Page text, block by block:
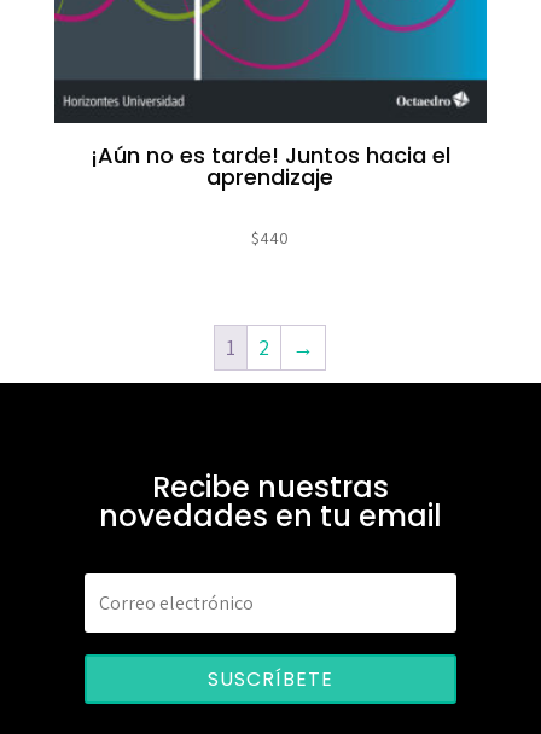
¡Aún no es tarde! Juntos hacia el
aprendizaje
$440
1 2 →
Recibe nuestras
novedades en tu email
SUSCRÍBETE